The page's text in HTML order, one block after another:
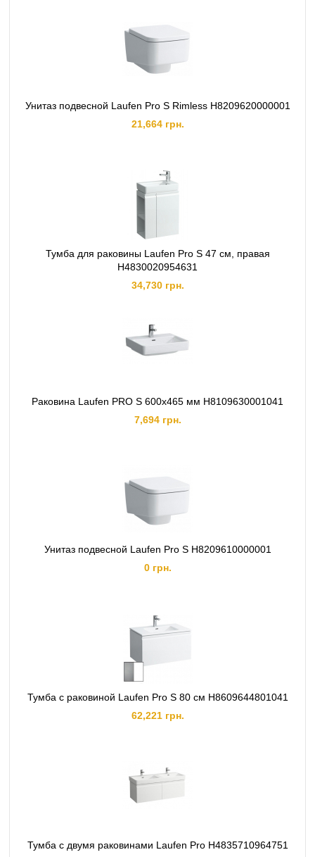
Унитаз подвесной Laufen Pro S Rimless H8209620000001
21,664 грн.
Тумба для раковины Laufen Pro S 47 см, правая
H4830020954631
34,730 грн.
Раковина Laufen PRO S 600х465 мм H8109630001041
7,694 грн.
Унитаз подвесной Laufen Pro S H8209610000001
0 грн.
Тумба с раковиной Laufen Pro S 80 см H8609644801041
62,221 грн.
Тумба с двумя раковинами Laufen Pro H4835710964751